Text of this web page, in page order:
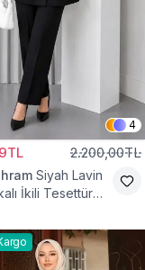
4
2.200,00TL
Siyah Lavin
İkili Tesettür